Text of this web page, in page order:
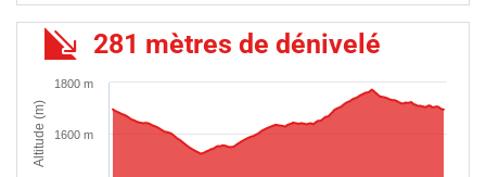
281 mètres de dénivelé
Altitude (m) 1600 m
1800 m